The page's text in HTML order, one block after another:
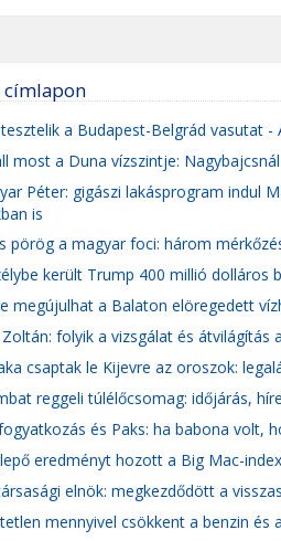
címlapon
a Budapest-Belgrád vasutat
most a Duna vízszintje:
Péter: gigászi lakásprogram indul
is
pörög a magyar foci: három
került Trump 400 millió
megújulhat a Balaton elöregedett
folyik a vizsgálat és átvilágítás
csaptak le Kijevre az oroszok:
reggeli túlélőcsomag: időjárás,
és Paks: ha babona volt,
eredményt hozott a Big Mac-
elnök: megkezdődött a
mennyivel csökkent a benzin